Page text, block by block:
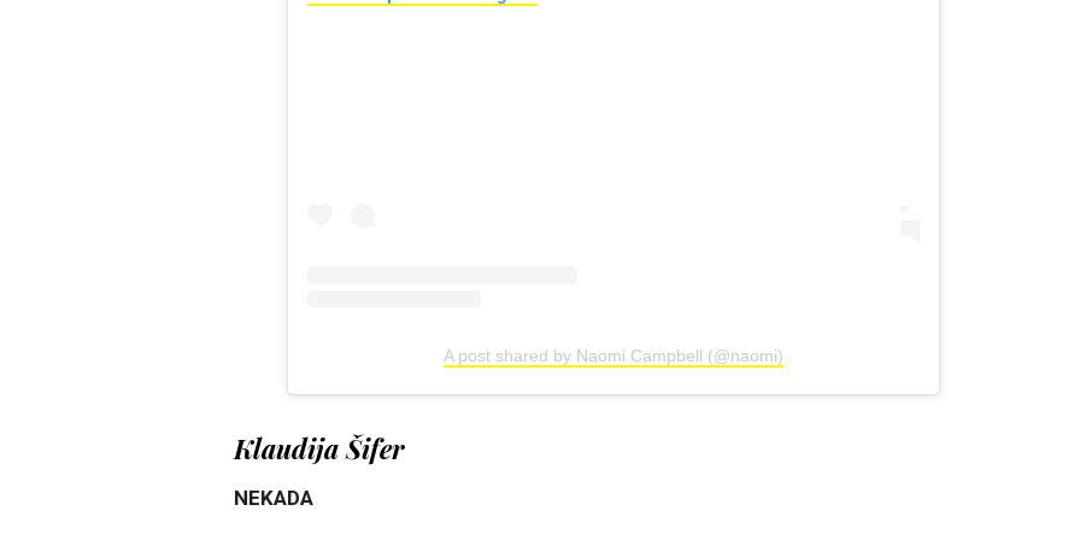
A post shared by Naomi Campbell (@naomi)
Klaudija Šifer
NEKADA